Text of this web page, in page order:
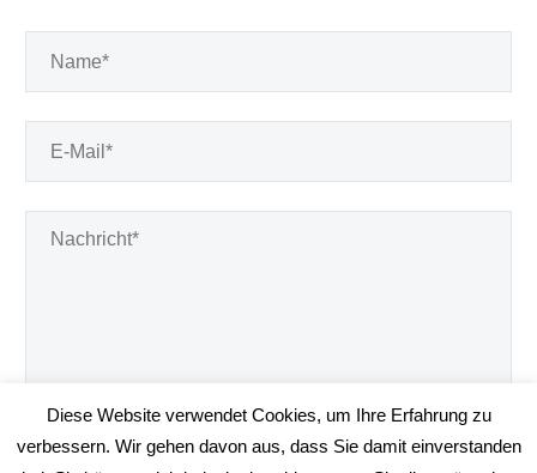
Diese Website verwendet Cookies, um Ihre Erfahrung zu
verbessern. Wir gehen davon aus, dass Sie damit einverstanden